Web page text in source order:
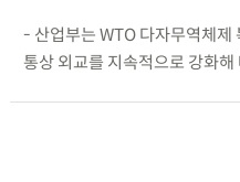
- 산업부는 WTO 다자무역체제
통상 외교를 지속적으로 강화해